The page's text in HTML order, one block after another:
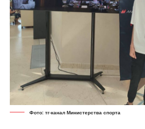
Фото: тг-канал Министерства спорта